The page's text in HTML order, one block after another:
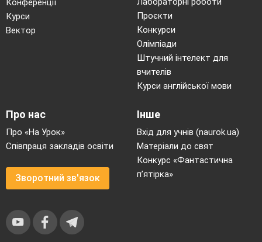
Конференції
Курси
Вектор
Проєкти
Конкурси
Олімпіади
Штучний інтелект для
вчителів
Курси англійської мови
Про нас
Про «На Урок»
Співпраця закладів освіти
Зворотний зв'язок
Інше
Вхід для учнів (naurok.ua)
Матеріали до свят
Конкурс «Фантастична
п’ятірка»